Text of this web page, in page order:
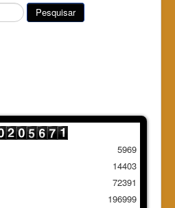
Pesquisar
5969
14403
72391
196999